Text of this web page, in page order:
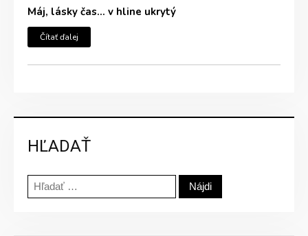
Máj, lásky čas… v hline ukrytý
Čítať ďalej
HĽADAŤ
Hľadať: